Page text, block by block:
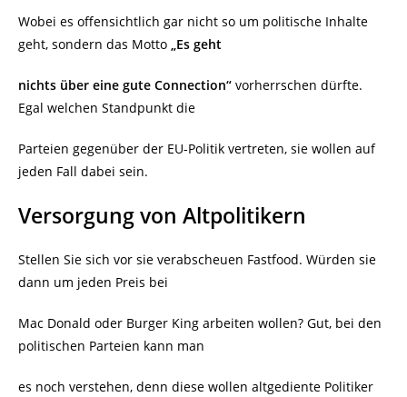
Wobei es offensichtlich gar nicht so um politische Inhalte
geht, sondern das Motto „Es geht
nichts über eine gute Connection“ vorherrschen dürfte.
Egal welchen Standpunkt die
Parteien gegenüber der EU-Politik vertreten, sie wollen auf
jeden Fall dabei sein.
Versorgung von Altpolitikern
Stellen Sie sich vor sie verabscheuen Fastfood. Würden sie
dann um jeden Preis bei
Mac Donald oder Burger King arbeiten wollen? Gut, bei den
politischen Parteien kann man
es noch verstehen, denn diese wollen altgediente Politiker